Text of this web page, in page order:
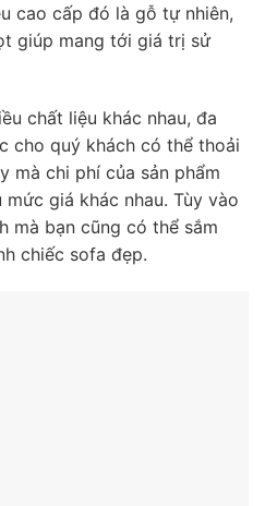
cao cấp đó là gỗ tự nhiên,
giúp mang tới giá trị sử
chất liệu khác nhau, đa
cho quý khách có thể thoải
mà chi phí của sản phẩm
giá khác nhau. Tùy vào
mà bạn cũng có thể sắm
chiếc sofa đẹp.